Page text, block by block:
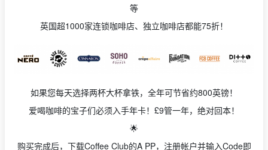
等
英国超1000家连锁咖啡店、独立咖啡店都能75折！
如果您每天选择两杯大杯拿铁，全年可节省约800英镑！
爱喝咖啡的宝子们必须入手年卡！£9管一年，绝对回本！
🌟
购买完成后，下载Coffee Club的A PP，注册帐户并输入Code即